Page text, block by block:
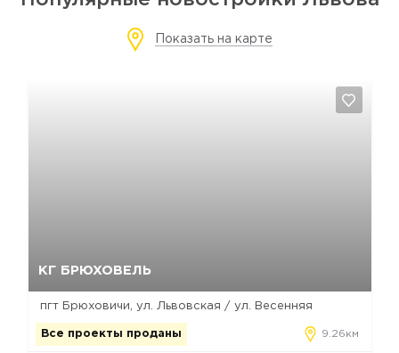
Показать на карте
КГ БРЮХОВЕЛЬ
пгт Брюховичи, ул. Львовская / ул. Весенняя
Все проекты проданы 9.26км